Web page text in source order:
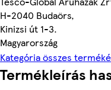
H-2040 Budaörs,
Kinizsi út 1-3.
Magyarország
Kategória összes
Termékleírás